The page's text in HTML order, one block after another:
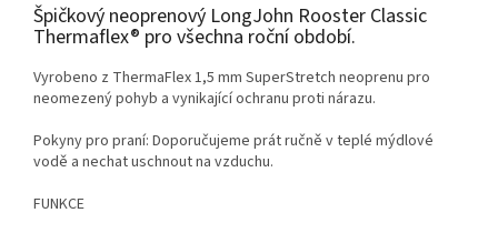
Špičkový neoprenový LongJohn Rooster Classic
Thermaflex® pro všechna roční období.
Vyrobeno z ThermaFlex 1,5 mm SuperStretch neoprenu pro
neomezený pohyb a vynikající ochranu proti nárazu.
Pokyny pro praní: Doporučujeme prát ručně v teplé mýdlové
vodě a nechat uschnout na vzduchu.
FUNKCE